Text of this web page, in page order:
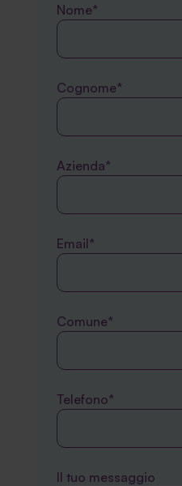
Nome*
Cognome*
Azienda*
Email*
Comune*
Telefono*
Il tuo messaggio